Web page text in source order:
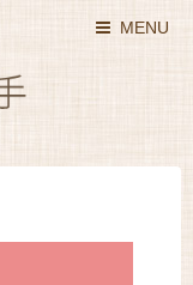
MENU